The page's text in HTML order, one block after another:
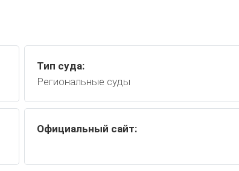
Тип суда:
Региональные суды
Официальный сайт: